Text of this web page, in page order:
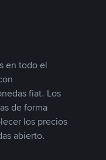
en todo el
fiat. Los
de forma
los precios
abierto.